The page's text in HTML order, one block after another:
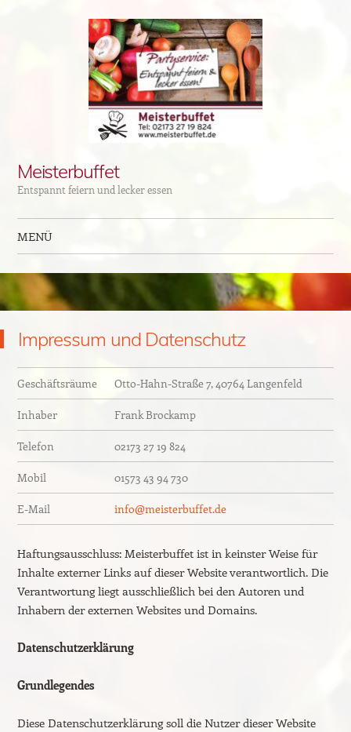
Meisterbuffet
Entspannt feiern und lecker essen
MENÜ
Impressum und Datenschutz
Geschäftsräume Otto-Hahn-Straße 7, 40764 Langenfeld
Inhaber Frank Brockamp
Telefon 02173 27 19 824
Mobil 01573 43 94 730
E-Mail info@meisterbuffet.de
Haftungsausschluss: Meisterbuffet ist in keinster Weise für
Inhalte externer Links auf dieser Website verantwortlich. Die
Verantwortung liegt ausschließlich bei den Autoren und
Inhabern der externen Websites und Domains.
Datenschutzerklärung
Grundlegendes
Diese Datenschutzerklärung soll die Nutzer dieser Website